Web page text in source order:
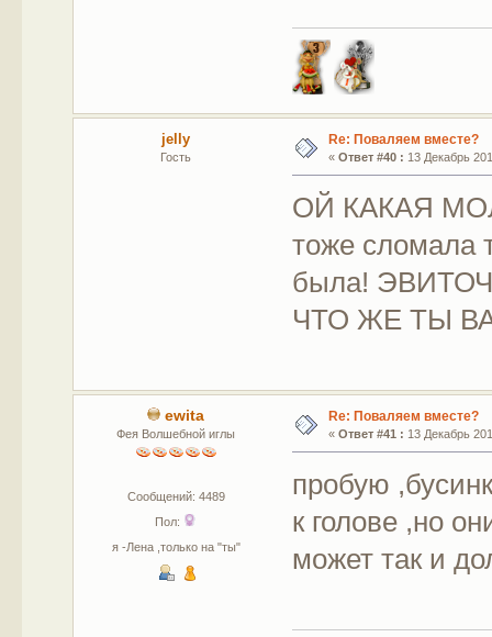
jelly
Гость
Re: Поваляем вместе?
« Ответ #40 : 13 Декабрь
ОЙ КАКАЯ
тоже сломала
была!
ЧТО ЖЕ ТЫ
ewita
Фея Волшебной иглы
Сообщений: 4489
Пол:
я -Лена ,только на "ты"
Re: Поваляем вместе?
« Ответ #41 : 13 Декабрь
пробую
к голове ,но
может так и